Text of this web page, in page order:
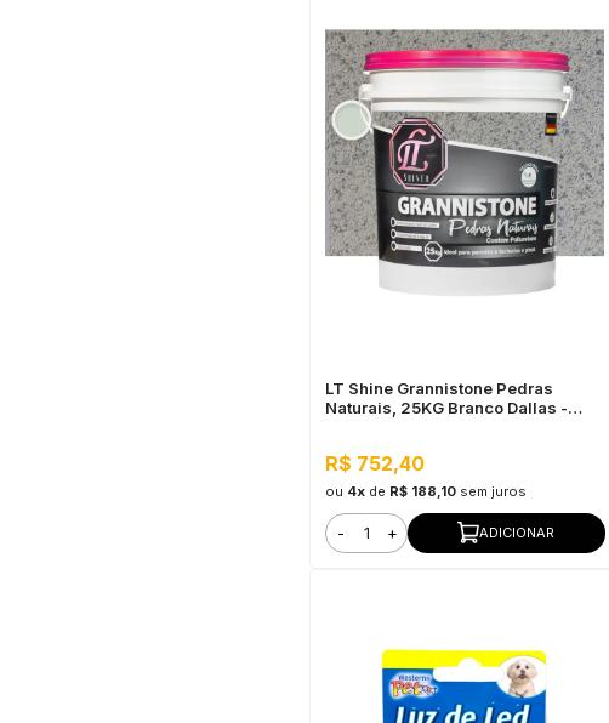
LT Shine Grannistone Pedras
Naturais, 25KG Branco Dallas -
R$ 752,40
ou 4x de R$ 188,10 sem juros
- + ADICIONAR